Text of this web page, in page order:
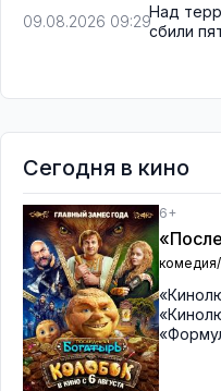
09.08.2026 09:29
Над
сбили
Сегодня в кино
6+